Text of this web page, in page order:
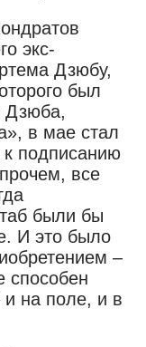
экс-
Дзюбу,
был
Дзюба,
в мае стал
подписанию
все
были бы
И это было
–
способен
и на поле, и в